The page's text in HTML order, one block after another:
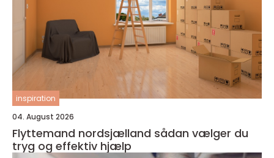
inspiration
04. August 2026
Flyttemand nordsjælland sådan vælger du
tryg og effektiv hjælp